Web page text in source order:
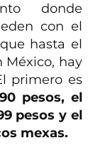
donde
con el
hasta el
hay
primero es
pesos, el
pesos y el
mexas.